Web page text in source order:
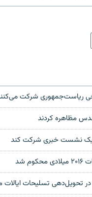
ریاست‌جمهوری شرکت
مظاهره کردند
یک نشست خبری شرکت کند
شد
در تحویل‌دهی تسلیحات